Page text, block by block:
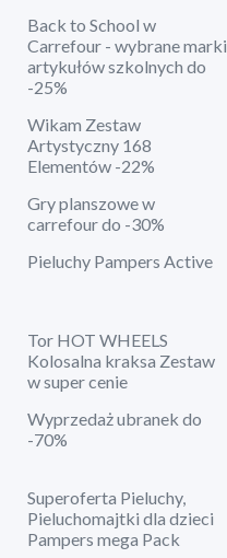
Back to School w
Carrefour - wybrane marki
artykułów szkolnych do
-25%
Wikam Zestaw
Artystyczny 168
Elementów -22%
Gry planszowe w
carrefour do -30%
Pieluchy Pampers Active
Tor HOT WHEELS
Kolosalna kraksa Zestaw
w super cenie
Wyprzedaż ubranek do
-70%
Superoferta Pieluchy,
Pieluchomajtki dla dzieci
Pampers mega Pack